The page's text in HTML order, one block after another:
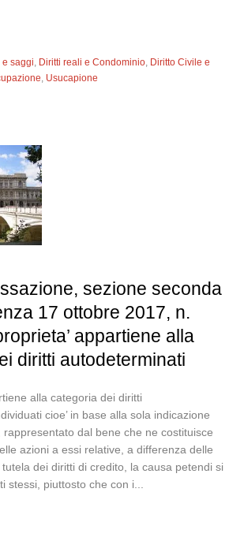
e saggi, Diritti reali e Condominio, Diritto Civile e
, Usucapione
sezione seconda
17 ottobre 2017, n.
appartiene alla
diritti autodeterminati
alla categoria dei diritti
cioe’ in base alla sola indicazione
dal bene che ne costituisce
azioni a essi relative, a differenza delle
dei diritti di credito, la causa petendi si
stessi, piuttosto che con i...